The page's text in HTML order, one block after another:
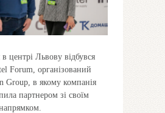
центрі Львову відбувся
Forum, організований
Group, в якому компанія
партнером зі своїм